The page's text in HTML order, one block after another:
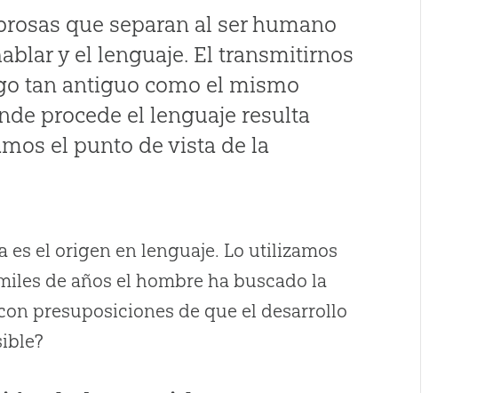
que separan al ser humano
y el lenguaje. El transmitirnos
tan antiguo como el mismo
procede el lenguaje resulta
el punto de vista de la
es el origen en lenguaje. Lo utilizamos
de años el hombre ha buscado la
presuposiciones de que el desarrollo